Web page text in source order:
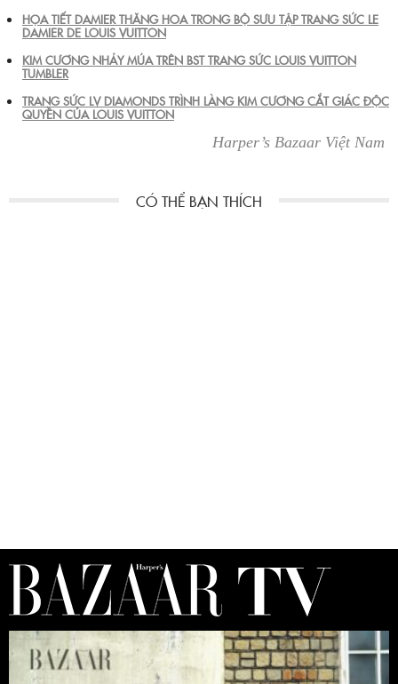
HỌA TIẾT DAMIER THĂNG HOA TRONG BỘ SƯU TẬP TRANG SỨC LE
DAMIER DE LOUIS VUITTON
KIM CƯƠNG NHẢY MÚA TRÊN BST TRANG SỨC LOUIS VUITTON
TUMBLER
TRANG SỨC LV DIAMONDS TRÌNH LÀNG KIM CƯƠNG CẮT GIÁC ĐỘC
QUYỀN CỦA LOUIS VUITTON
Harper’s Bazaar Việt Nam